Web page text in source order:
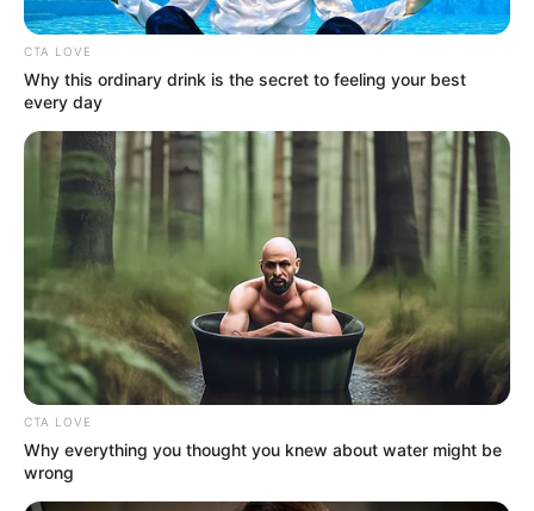
Después de la discusión, el presunto agresor se fue del
CTA LOVE
Why this ordinary drink is the secret to feeling your best
every day
CTA LOVE
Why everything you thought you knew about water might be
wrong